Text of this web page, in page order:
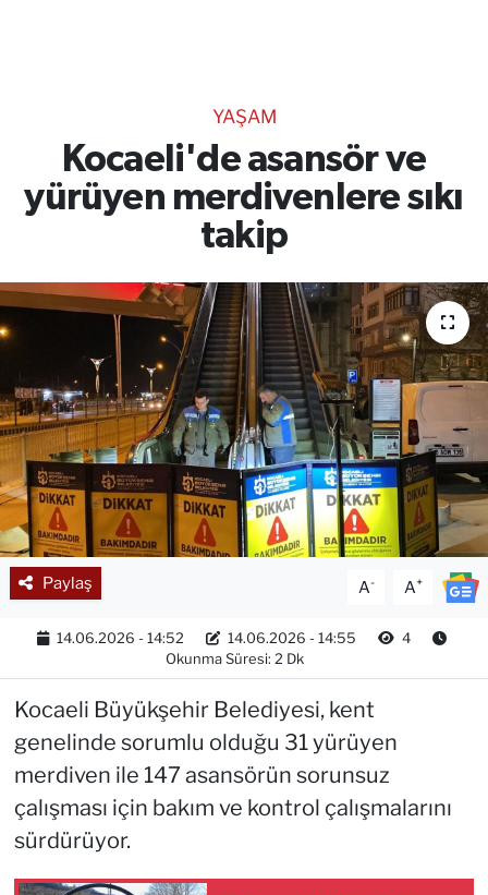
YAŞAM
Kocaeli'de asansör ve
yürüyen merdivenlere sıkı
takip
Paylaş A- A+
14.06.2026 - 14:52 14.06.2026 - 14:55
4
Okunma Süresi: 2 Dk
Kocaeli Büyükşehir Belediyesi, kent
genelinde sorumlu olduğu 31 yürüyen
merdiven ile 147 asansörün sorunsuz
çalışması için bakım ve kontrol çalışmalarını
sürdürüyor.
RESMİ İLANLAR
Gencsesfm Canlı Dinle